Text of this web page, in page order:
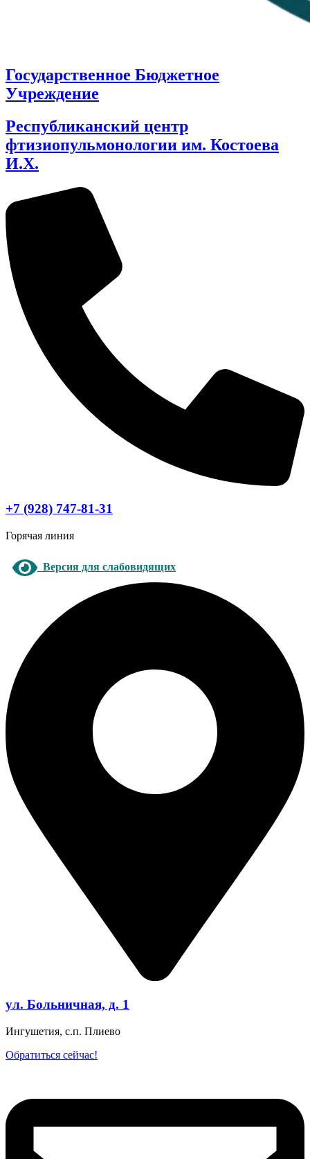
Государственное Бюджетное
Учреждение
Республиканский центр
фтизиопульмонологии им. Костоева
И.Х.
+7 (928) 747-81-31
Горячая линия
Версия для слабовидящих
ул. Больничная, д. 1
Ингушетия, с.п. Плиево
Обратиться сейчас!